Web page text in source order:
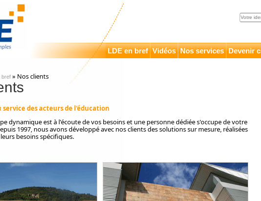
LDE en bref Vidéos Nos services Devenir
bref » Nos clients
des acteurs de l'éducation
dynamique est à l'écoute de vos besoins et une personne dédiée s'occupe de votre
1997, nous avons développé avec nos clients des solutions sur mesure, réalisées
besoins spécifiques.